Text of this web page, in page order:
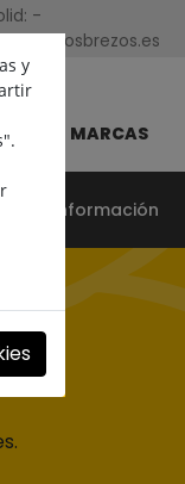
-
MARCAS
información
y